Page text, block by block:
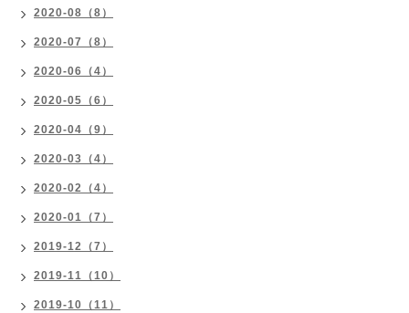
2020-08（8）
2020-07（8）
2020-06（4）
2020-05（6）
2020-04（9）
2020-03（4）
2020-02（4）
2020-01（7）
2019-12（7）
2019-11（10）
2019-10（11）